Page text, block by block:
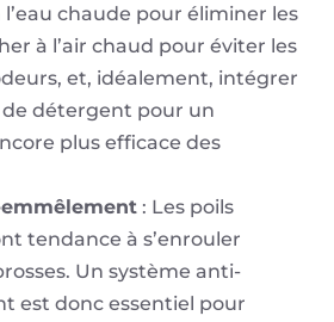
l’eau chaude pour éliminer les
à l’air chaud pour éviter les
et, idéalement, intégrer
détergent pour un
plus efficace des
: Les poils
tendance à s’enrouler
Un système anti-
est donc essentiel pour